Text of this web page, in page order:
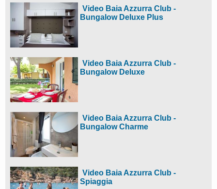
Video Baia Azzurra Club -
Bungalow Deluxe Plus
Video Baia Azzurra Club -
Bungalow Deluxe
Video Baia Azzurra Club -
Bungalow Charme
Video Baia Azzurra Club -
Spiaggia